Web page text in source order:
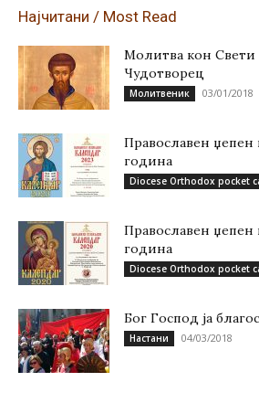
Најчитани / Most Read
Молитва кон Свети
Чудотворец
Молитвеник 03/01/2018
Православен џепен
година
Diocese Orthodox pocket
Православен џепен
година
Diocese Orthodox pocket
Бог Господ ја
Настани 04/03/2018